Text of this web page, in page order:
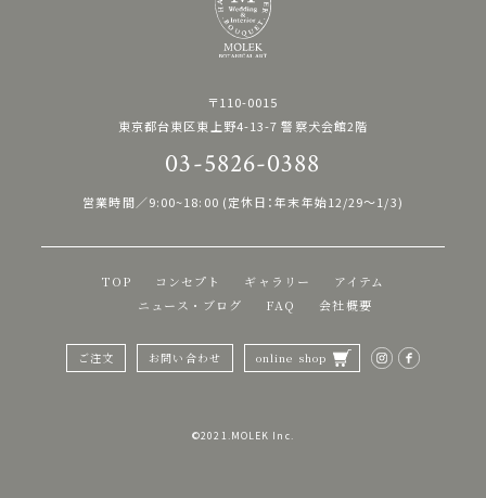
TOP コンセプト ギャラリー
アイテム
ニュース・ブログ
FAQ 会社概要
ご注文 お問い合わせ online shop
〒110-0015
東京都台東区東上野4-13-7 警察犬会館2階
03-5826-0388
営業時間／9:00~18:00 (定休日：年末年始12/29〜1/3)
©︎2021.MOLEK Inc.